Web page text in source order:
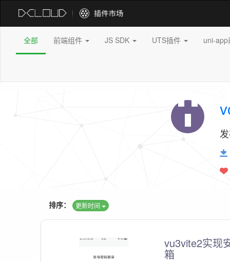
全部 前端组件 JS SDK UTS插件 uni-
排序： 更新时间
vu3vite2实现
箱